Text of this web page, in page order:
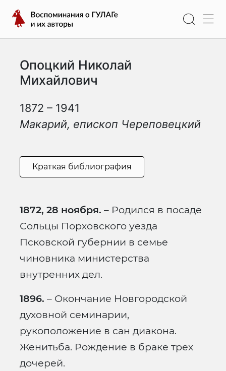
содержимому
Воспоминания
о
ГУЛАГе
их
авторы
Опоцкий Николай
Михайлович
1872 – 1941
Макарий, епископ Череповецкий
Краткая библиография
1872, 28 ноября. – Родился в посаде
Сольцы Порховского уезда
Псковской губернии в семье
чиновника министерства
внутренних дел.
1896. – Окончание Новгородской
духовной семинарии,
рукоположение в сан диакона.
Женитьба. Рождение в браке трех
дочерей.